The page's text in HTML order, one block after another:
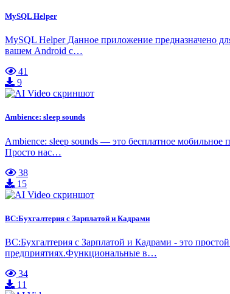
MySQL Helper
MySQL Helper Данное приложение предназначено
вашем Android с…
41
9
Ambience: sleep sounds
Ambience: sleep sounds — это бесплатное мобильное
Просто нас…
38
15
ВС:Бухгалтерия с Зарплатой и Кадрами
ВС:Бухгалтерия с Зарплатой и Кадрами - это
предприятиях.Функциональные в…
34
11